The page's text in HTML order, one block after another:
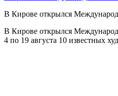
В Кирове открылся
В Кирове открылся
4 по 19 августа 10 известных